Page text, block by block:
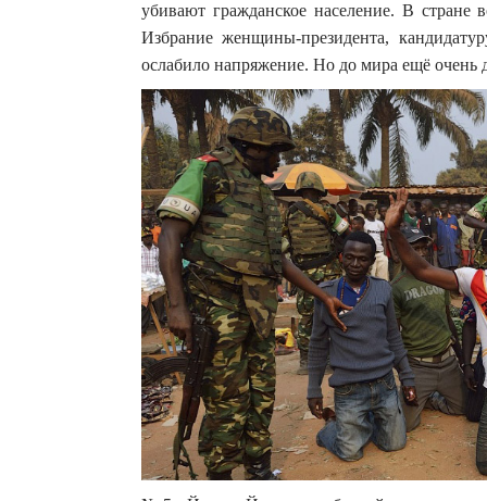
убивают гражданское население. В стране
Избрание женщины-президента,
ослабило напряжение. Но до мира ещё очень